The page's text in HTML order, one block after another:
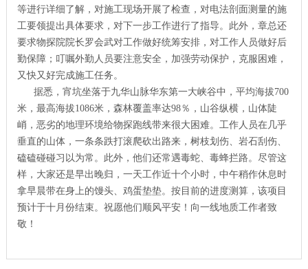
等进行详细了解，对施工现场开展了检查，对电法剖面测量的施
工要领提出具体要求，对下一步工作进行了指导。此外，章总还
要求物探院院长罗会武对工作做好统筹安排，对工作人员做好后
勤保障；叮嘱外勤人员要注意安全，加强劳动保护，克服困难，
又快又好完成施工任务。
据悉，宵坑坐落于九华山脉华东第一大峡谷中，平均海拔700
米，最高海拔1086米，森林覆盖率达98％，山谷纵横，山体陡
峭，恶劣的地理环境给物探跑线带来很大困难。工作人员在几乎
垂直的山体，一条条跌打滚爬砍出路来，树枝划伤、岩石刮伤、
磕磕碰碰习以为常。此外，他们还常遇毒蛇、毒蜂拦路。尽管这
样，大家还是早出晚归，一天工作近十个小时，中午稍作休息时
拿早晨带在身上的馒头、鸡蛋垫垫。按目前的进度测算，该项目
预计于十月份结束。祝愿他们顺风平安！向一线地质工作者致
敬！